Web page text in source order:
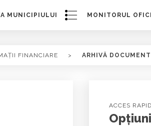
MUNICIPIULUI MONITORUL
FINANCIARE > ARHIVĂ DOCUMENT
ACCES RAPID
Opțiuni